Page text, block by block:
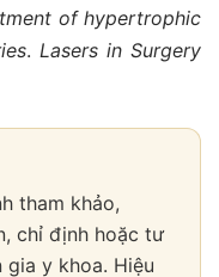
of hypertrophic
. Lasers in Surgery
tham khảo,
chỉ định hoặc tư
y khoa. Hiệu